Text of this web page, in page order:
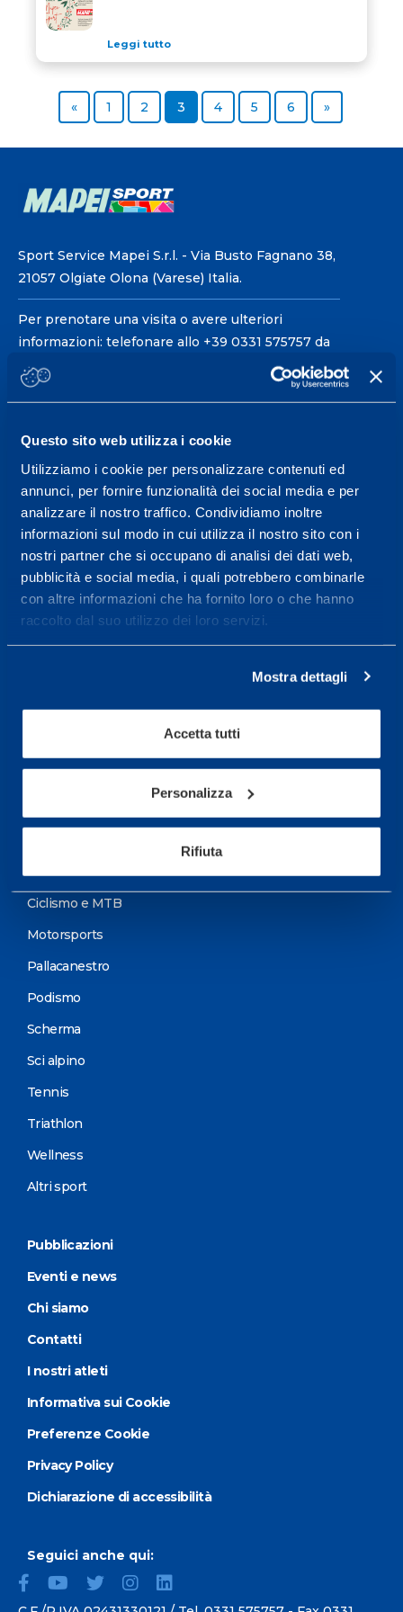
Questo sito web utilizza i cookie
Utilizziamo i cookie per personalizzare contenuti ed
annunci, per fornire funzionalità dei social media e per
analizzare il nostro traffico. Condividiamo inoltre
informazioni sul modo in cui utilizza il nostro sito con i
nostri partner che si occupano di analisi dei dati web,
pubblicità e social media, i quali potrebbero combinarle
con altre informazioni che ha fornito loro o che hanno
raccolto dal suo utilizzo dei loro servizi.
Mostra dettagli
Accetta tutti
Personalizza
Rifiuta
Leggi tutto
«Previous page
Page
1 Page
2 Page
3 Page
4 Page
5 Page
6 »Next page
Sport Service Mapei S.r.l. - Via Busto Fagnano 38,
21057 Olgiate Olona (Varese) Italia.
Per prenotare una visita o avere ulteriori
informazioni: telefonare allo +39 0331 575757 da
lunedì a venerdì 9.30-12.30 e 14.30-17.30.
ORARI DI APERTURA RECEPTION
08.30 - 18.30
Centro servizi per l'alta
prestazione ed il
wellness.
Maggiori informazioni
Servizi Medici
Ciclismo e MTB
Motorsports
Pallacanestro
Podismo
Scherma
Sci alpino
Tennis
Triathlon
Wellness
Altri sport
Pubblicazioni
Eventi e news
Chi siamo
Contatti
I nostri atleti
Informativa sui Cookie
Preferenze Cookie
Privacy Policy
Dichiarazione di accessibilità
Seguici anche qui: